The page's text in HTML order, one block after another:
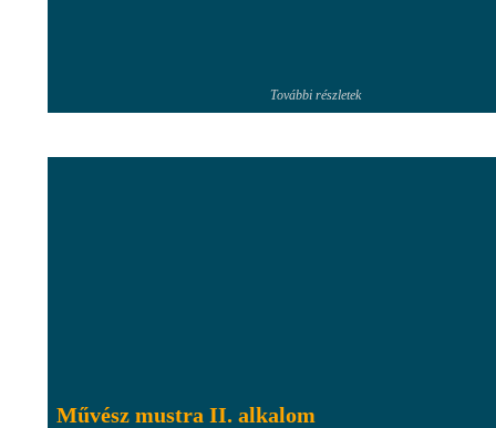
További részletek
Művész mustra II. alkalom